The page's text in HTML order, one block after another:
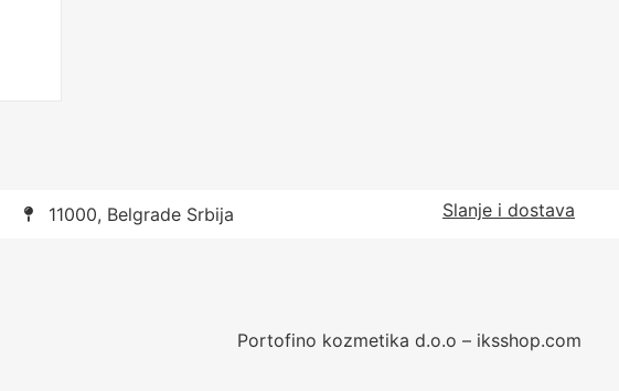
11000, Belgrade Srbija Slanje i dostava
Portofino kozmetika d.o.o – iksshop.com